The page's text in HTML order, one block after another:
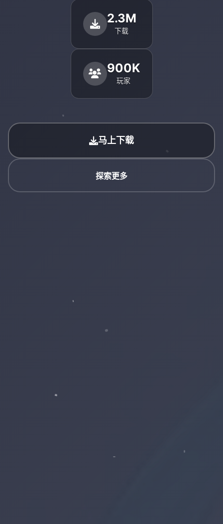
2.3M
下载
900K
玩家
马上下载
探索更多